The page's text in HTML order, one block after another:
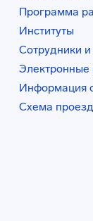
Программа
Институты
Сотрудники
Электронные
Информация
Схема